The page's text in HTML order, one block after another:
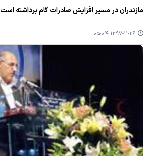
مازندران در مسیر افزایش صادرات گام برداشته است
۱۳۹۷-۱۱-۲۶ ۰۵:۰۴